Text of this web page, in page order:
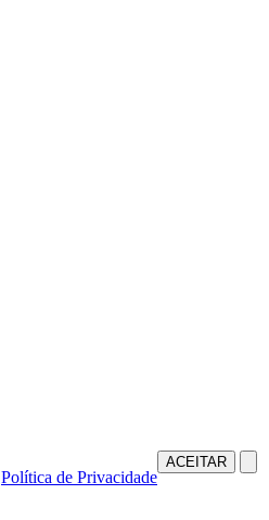
Política de Privacidade
ACEITAR